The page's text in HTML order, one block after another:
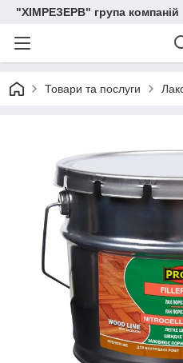
"ХІМРЕЗЕРВ" група компаній
Товари та послуги